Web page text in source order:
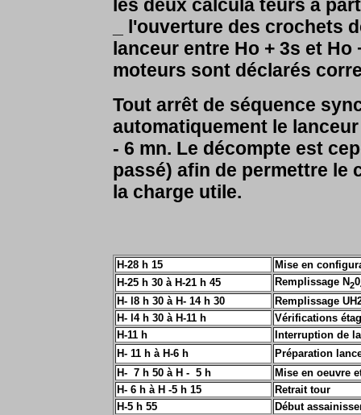
les deux calcula teurs à
_ l'ouverture des crochets
lanceur entre Ho + 3s et
moteurs sont déclarés
Tout arrêt de séquence
automatiquement le
- 6 mn. Le décompte est
passé) afin de permettre
la charge utile.
H-28 h 15
Mise en
H-25 h 30 à H-21 h 45
Remplissage N20
H- l8 h 30 à H- 14 h 30
Remplissage
H- l4 h 30 à H-11 h
Vérifications
H-11 h
Interruption de
H- 11 h à H-6 h
Préparation
H- 7 h 50 à H - 5 h
Mise en oeuvre
H- 6 h à H -5 h 15
Retrait tour
H-5 h 55
Début